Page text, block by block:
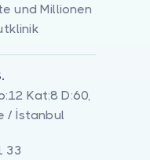
und Millionen
Kat:8 D:60,
/ İstanbul
33